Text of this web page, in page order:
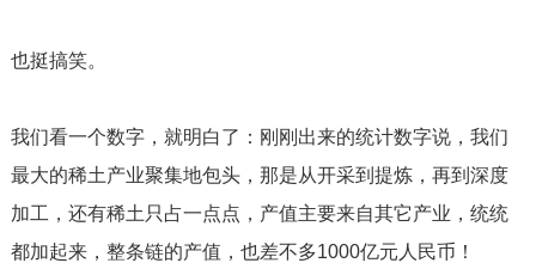
也挺搞笑。
我们看一个数字，就明白了：刚刚出来的统计数字说，我们
最大的稀土产业聚集地包头，那是从开采到提炼，再到深度
加工，还有稀土只占一点点，产值主要来自其它产业，统统
都加起来，整条链的产值，也差不多1000亿元人民币！